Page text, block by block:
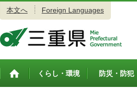
本文へ Foreign Languages
トップペ
くらし・環境 防災・防犯